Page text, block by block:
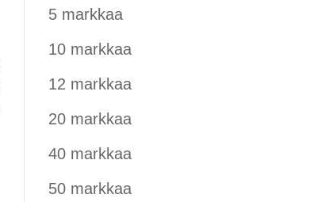
5 markkaa
10 markkaa
12 markkaa
20 markkaa
40 markkaa
50 markkaa